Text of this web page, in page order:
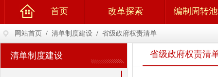
首页 改革探索 编制周转
网站首页 / 清单制度建设 / 省级政府权责清单
清单制度建设 省级政府权责清